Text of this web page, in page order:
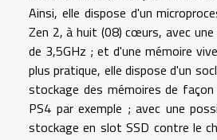
Ainsi, elle dispose d'un
Zen 2, à huit (08) cœurs, avec une
de 3,5GHz ; et d'une mémoire
plus pratique, elle dispose d'un
stockage des mémoires de
PS4 par exemple ; avec une
stockage en slot SSD contre le